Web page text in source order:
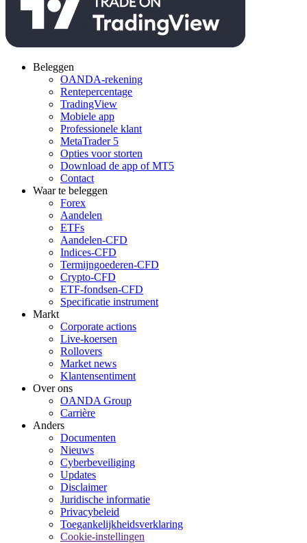
Beleggen
OANDA-rekening
Rentepercentage
TradingView
Mobiele app
Professionele klant
MetaTrader 5
Opties voor storten
Download de app of MT5
Contact
Waar te beleggen
Forex
Aandelen
ETFs
Aandelen-CFD
Indices-CFD
Termijngoederen-CFD
Crypto-CFD
ETF-fondsen-CFD
Specificatie instrument
Markt
Corporate actions
Live-koersen
Rollovers
Market news
Klantensentiment
Over ons
OANDA Group
Carrière
Anders
Documenten
Nieuws
Cyberbeveiliging
Updates
Disclaimer
Juridische informatie
Privacybeleid
Toegankelijkheidsverklaring
Cookie-instellingen